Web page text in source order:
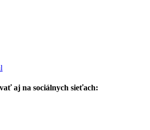
aj na sociálnych sieťach: